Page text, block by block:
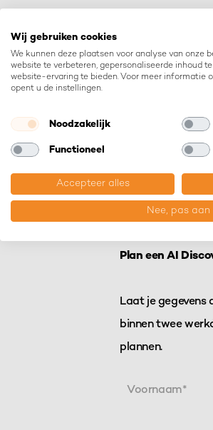
Let’s
info@u-digital.nl
Plan een AI
Laat je gegevens
binnen twee
plannen.
Voornaam*
Wij gebruiken cookies
We kunnen deze plaatsen voor analyse van onze
website te verbeteren, gepersonaliseerde inhoud
website-ervaring te bieden. Voor meer informatie
opent u de instellingen.
Noodzakelijk
Functioneel
Accepteer alles
Nee, pas aan